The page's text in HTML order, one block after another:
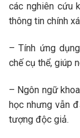
các nghiên cứu
thông tin chính
– Tính ứng
chế cụ thể, giúp
– Ngôn ngữ
học nhưng vẫn
tượng độc giả.